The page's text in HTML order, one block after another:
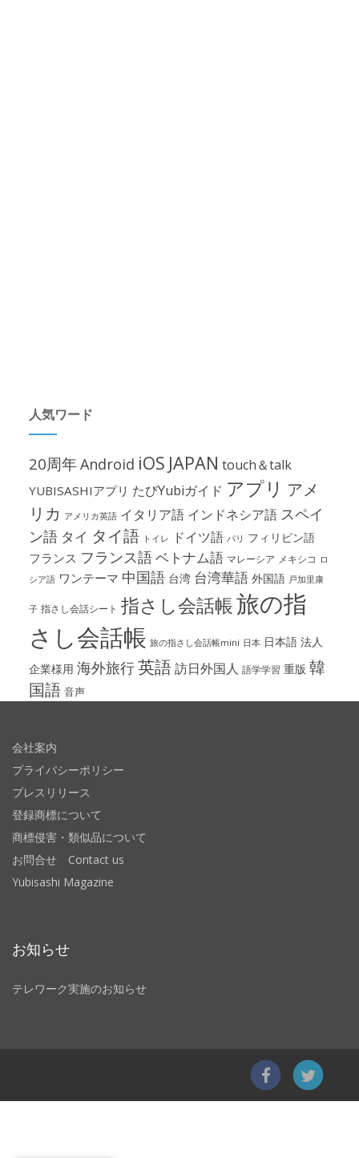
人気ワード
20周年Android iOS JAPAN touch＆talk
YUBISASHIアプリ たびYubiガイド アプリ アメ
リカ アメリカ英語 イタリア語 インドネシア語 スペイ
ン語 タイ タイ語 トイレ ドイツ語 パリ フィリピン語
フランス フランス語ベトナム語 マレーシア メキシコ ロ
シア語 ワンテーマ 中国語 台湾 台湾華語 外国語 戸加里康
子 指さし会話シート 指さし会話帳旅の指
さし会話帳 旅の指さし会話帳mini 日本 日本語 法人
企業様用 海外旅行英語訪日外国人 語学学習 重版 韓
国語 音声
会社案内
プライバシーポリシー
プレスリリース
登録商標について
商標侵害・類似品について
お問合せ Contact us
Yubisashi Magazine
お知らせ
テレワーク実施のお知らせ